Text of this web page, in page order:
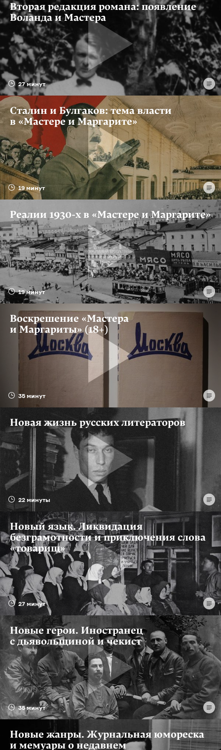
27 минут
Вторая редакция романа: появление
Воланда и Мастера
19 минут
Сталин и Булгаков: тема власти
в «Мастере и Маргарите»
19 минут
Реалии 1930-х в «Мастере и Маргарите»
35 минут
Воскрешение «Мастера
и Маргариты» (18+)
22 минуты
Новая жизнь русских литераторов
27 минут
Новый язык. Ликвидация
безграмотности и приключения слова
«товарищ»
35 минут
Новые герои. Иностранец
с дьявольщиной и чекист
Новые жанры. Журнальная юмореска
и мемуары о недавнем